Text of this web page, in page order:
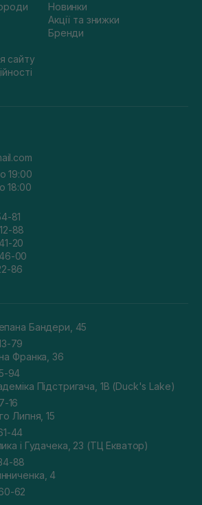
сайту
Новинки
Акції та знижки
Бренди
19:00
18:00
81
88
20
00
86
Бандери, 45
79
Франка, 36
94
Підстригача, 1В (Duck's Lake)
16
Липня, 15
44
і Гудачека, 23 (ТЦ Екватор)
88
4
62